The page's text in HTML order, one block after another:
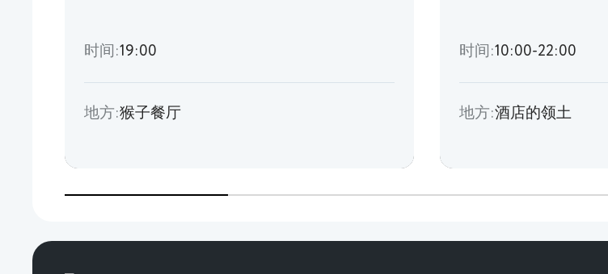
时间:19:00
地方:猴子餐厅
时间:10:00-22:00
地方:酒店的领土